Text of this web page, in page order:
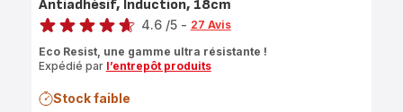
Antiadhésif, Induction, 18cm
Note
4.6 /5 - 27 Avis
Eco Resist, une gamme ultra résistante !
Expédié par l’entrepôt produits
Stock faible